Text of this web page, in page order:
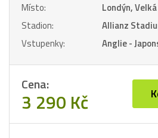
Místo:
Londýn,
Stadion:
Allianz
Vstupenky:
Anglie -
Cena:
3 290 Kč